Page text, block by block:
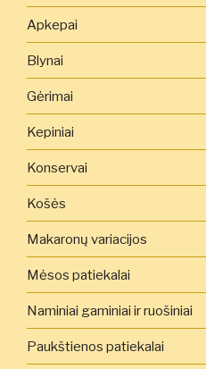
Apkepai
Blynai
Gėrimai
Kepiniai
Konservai
Košės
Makaronų variacijos
Mėsos patiekalai
Naminiai gaminiai ir ruošiniai
Paukštienos patiekalai